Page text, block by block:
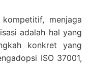
menjaga
adalah hal yang
konkret yang
ISO 37001,